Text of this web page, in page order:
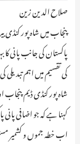
صلاح الدین زین
پنجاب میں شاہ پور
پاکستان کی جانب پانی کا
کی تقسیم میں اہم
شاہ پور کنڈی ڈیم پنجاب
کہنا ہے کہ جو اضافی
اب خطہ جموں و کشمیر